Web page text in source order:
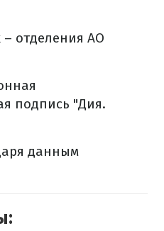
– отделения АО
подпись "Дия.
данным